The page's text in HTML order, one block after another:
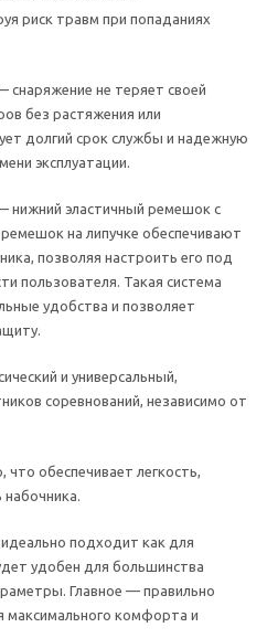
риск травм при попаданиях
снаряжение не теряет своей
без растяжения или
долгий срок службы и надежную
эксплуатации.
нижний эластичный ремешок с
на липучке обеспечивают
позволяя настроить его под
пользователя. Такая система
удобства и позволяет
и универсальный,
соревнований, независимо от
что обеспечивает легкость,
набочника.
подходит как для
удобен для большинства
Главное — правильно
комфорта и